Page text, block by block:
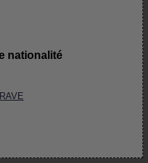
nationalité